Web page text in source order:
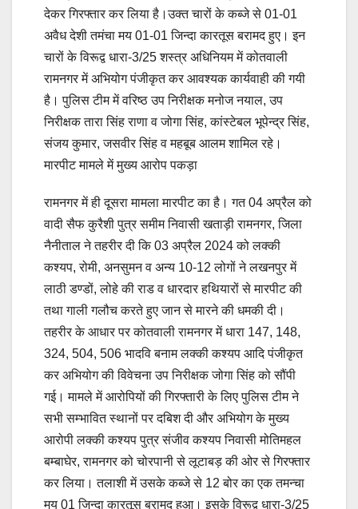
देकर गिरफ्तार कर लिया है।उक्त चारों के कब्जे से 01-01
अवैध देशी तमंचा मय 01-01 जिन्दा कारतूस बरामद हुए। इन
चारों के विरूद्व धारा-3/25 शस्त्र अधिनियम में कोतवाली
रामनगर में अभियोग पंजीकृत कर आवश्यक कार्यवाही की गयी
है। पुलिस टीम में वरिष्ठ उप निरीक्षक मनोज नयाल, उप
निरीक्षक तारा सिंह राणा व जोगा सिंह, कांस्टेबल भूपेन्द्र सिंह,
संजय कुमार, जसवीर सिंह व महबूब आलम शामिल रहे।
मारपीट मामले में मुख्य आरोप पकड़ा
रामनगर में ही दूसरा मामला मारपीट का है। गत 04 अप्रैल को
वादी सैफ कुरैशी पुत्र समीम निवासी खताड़ी रामनगर, जिला
नैनीताल ने तहरीर दी कि 03 अप्रैल 2024 को लक्की
कश्यप, रोमी, अनसुमन व अन्य 10-12 लोगों ने लखनपुर में
लाठी डण्डों, लोहे की राड व धारदार हथियारों से मारपीट की
तथा गाली गलौच करते हुए जान से मारने की धमकी दी।
तहरीर के आधार पर कोतवाली रामनगर में धारा 147, 148,
324, 504, 506 भादवि बनाम लक्की कश्यप आदि पंजीकृत
कर अभियोग की विवेचना उप निरीक्षक जोगा सिंह को सौंपी
गई। मामले में आरोपियों की गिरफ्तारी के लिए पुलिस टीम ने
सभी सम्भावित स्थानों पर दबिश दी और अभियोग के मुख्य
आरोपी लक्की कश्यप पुत्र संजीव कश्यप निवासी मोतिमहल
बम्बाघेर, रामनगर को चोरपानी से लूटाबड़ की ओर से गिरफ्तार
कर लिया। तलाशी में उसके कब्जे से 12 बोर का एक तमन्चा
मय 01 जिन्दा कारतूस बरामद हुआ। इसके विरूद्व धारा-3/25